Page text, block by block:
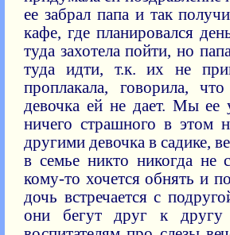
ее забрал папа и так
кафе, где планировался
туда захотела пойти, но
туда идти, т.к. их не
проплакала, говорила,
девочка ей не дает. Мы ее
ничего страшного в этом
другими девочка в садике,
в семье никто никогда не
кому-то хочется обнять и
дочь встречается с
они бегут друг к другу